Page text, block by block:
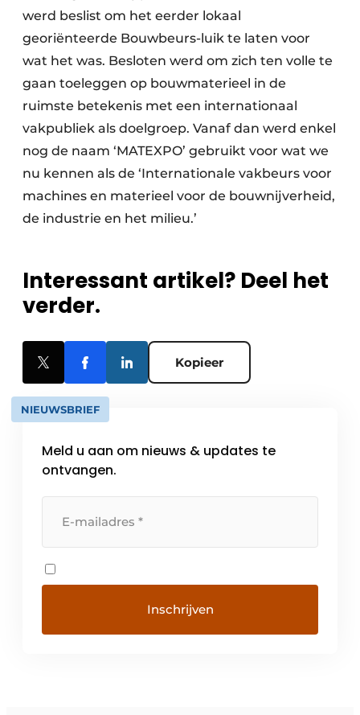
werd beslist om het eerder lokaal
georiënteerde Bouwbeurs-luik te laten voor
wat het was. Besloten werd om zich ten volle te
gaan toeleggen op bouwmaterieel in de
ruimste betekenis met een internationaal
vakpubliek als doelgroep. Vanaf dan werd enkel
nog de naam ‘MATEXPO’ gebruikt voor wat we
nu kennen als de ‘Internationale vakbeurs voor
machines en materieel voor de bouwnijverheid,
de industrie en het milieu.’
Interessant artikel? Deel het
verder.
Kopieer
NIEUWSBRIEF
Meld u aan om nieuws & updates te
ontvangen.